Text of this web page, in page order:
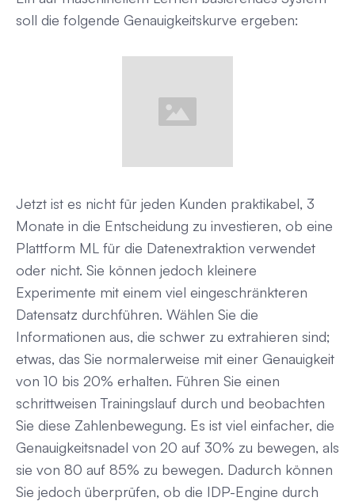
soll die folgende Genauigkeitskurve ergeben:
Jetzt ist es nicht für jeden Kunden praktikabel, 3
Monate in die Entscheidung zu investieren, ob eine
Plattform ML für die Datenextraktion verwendet
oder nicht. Sie können jedoch kleinere
Experimente mit einem viel eingeschränkteren
Datensatz durchführen. Wählen Sie die
Informationen aus, die schwer zu extrahieren sind;
etwas, das Sie normalerweise mit einer Genauigkeit
von 10 bis 20% erhalten. Führen Sie einen
schrittweisen Trainingslauf durch und beobachten
Sie diese Zahlenbewegung. Es ist viel einfacher, die
Genauigkeitsnadel von 20 auf 30% zu bewegen, als
sie von 80 auf 85% zu bewegen. Dadurch können
Sie jedoch überprüfen, ob die IDP-Engine durch